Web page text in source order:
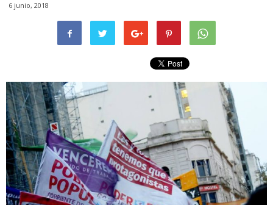
6 junio, 2018